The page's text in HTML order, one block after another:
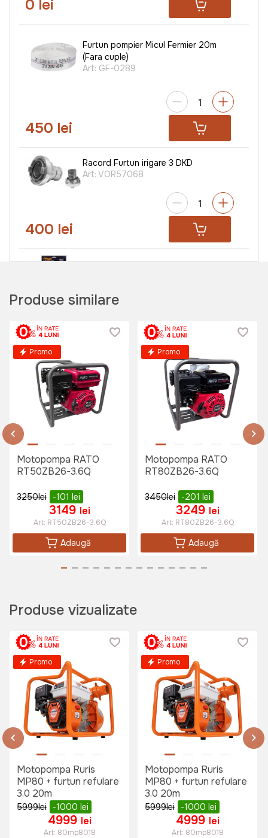
0 lei
Furtun pompier Micul Fermier 20m
(Fara cuple)
Art: GF-0289
450 lei
Racord Furtun irigare 3 DKD
Art: VOR57068
400 lei
125 lei
Produse similare
Promo
Motopompa RATO
RT50ZB26-3.6Q
3250lei -101 lei
3149 lei
Art: RT50ZB26-3.6Q
Adaugă
Promo
Motopompa RATO
RT80ZB26-3.6Q
3450lei -201 lei
3249 lei
Art: RT80ZB26-3.6Q
Adaugă
Produse vizualizate
Promo
Motopompa Ruris
MP80 + furtun refulare
3.0 20m
5999lei -1000 lei
4999 lei
Art: 80mp8018
Promo
Motopompa Ruris
MP80 + furtun refulare
3.0 20m
5999lei -1000 lei
4999 lei
Art: 80mp8018